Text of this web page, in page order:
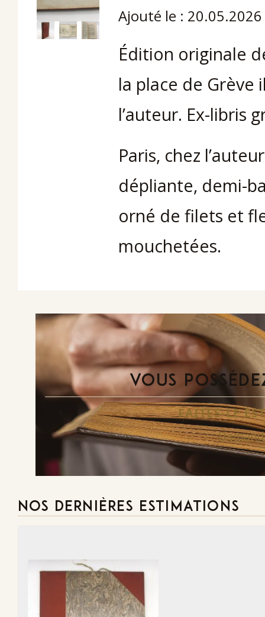
Ajouté le : 20.05.2026
Édition originale
la place de Grève
l’auteur. Ex-libris
Paris, chez
dépliante, demi-
orné de filets et
mouchetées.
VOUS
FAITES-LE
NOS DERNIÈRES ESTIMATIONS